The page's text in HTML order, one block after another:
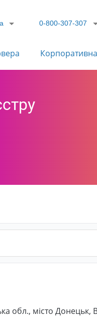
0-800-307-307
обл., місто